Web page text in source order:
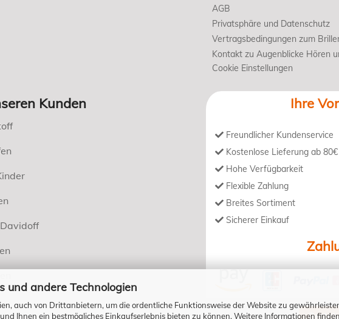
und andere Technologien
auch von Drittanbietern, um die ordentliche Funktionsweise der Website zu
Ihnen ein bestmögliches Einkaufserlebnis bieten zu können. Weitere Informationen
AGB
Privatsphäre und Datenschutz
Vertragsbedingungen zum
Kontakt zu Augenblicke Hören
Cookie Einstellungen
Kunden Ihre
Freundlicher Kundenservice
Kostenlose Lieferung ab
Hohe Verfügbarkeit
Flexible Zahlung
Breites Sortiment
Sicherer Einkauf